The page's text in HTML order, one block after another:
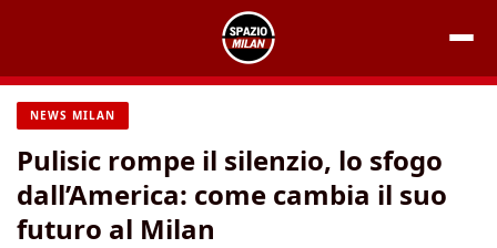
contenuto
NEWS MILAN
Pulisic rompe il silenzio, lo sfogo
dall’America: come cambia il suo
futuro al Milan